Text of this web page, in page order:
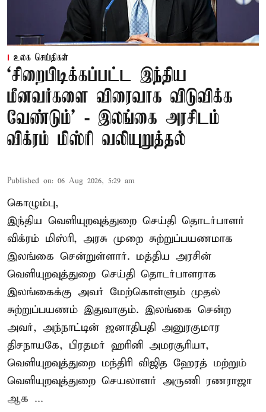
உலக செய்திகள்
‘சிறைபிடிக்கப்பட்ட இந்திய
மீனவர்களை விரைவாக விடுவிக்க
வேண்டும்' - இலங்கை அரசிடம்
விக்ரம் மிஸ்ரி வலியுறுத்தல்
Published on: 06 Aug 2026, 5:29 am
கொழும்பு,
இந்திய வெளியுறவுத்துறை செய்தி தொடர்பாளர்
விக்ரம் மிஸ்ரி, அரசு முறை சுற்றுப்பயணமாக
இலங்கை சென்றுள்ளார். மத்திய அரசின்
வெளியுறவுத்துறை செய்தி தொடர்பாளராக
இலங்கைக்கு அவர் மேற்கொள்ளும் முதல்
சுற்றுப்பயணம் இதுவாகும். இலங்கை சென்ற
அவர், அந்நாட்டின் ஜனாதிபதி அனுரகுமார
திசநாயகே, பிரதமர் ஹரினி அமரசூரியா,
வெளியுறவுத்துறை மந்திரி விஜித ஹேரத் மற்றும்
வெளியுறவுத்துறை செயலாளர் அருணி ரணராஜா
ஆக ...